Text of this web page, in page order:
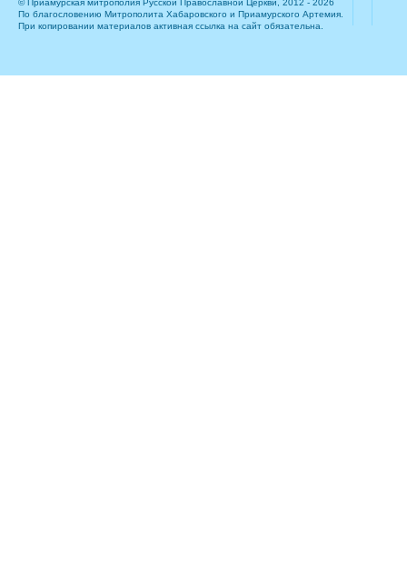
© Приамурская митрополия Русской Православной Церкви, 2012 - 2026
По благословению Митрополита Хабаровского и Приамурского Артемия.
При копировании материалов активная ссылка на сайт обязательна.